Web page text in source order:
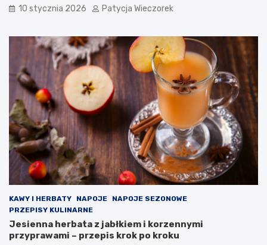
10 stycznia 2026 Patycja Wieczorek
KAWY I HERBATY NAPOJE
NAPOJE SEZONOWE
PRZEPISY KULINARNE
Jesienna herbata z jabłkiem i korzennymi
przyprawami – przepis krok po kroku